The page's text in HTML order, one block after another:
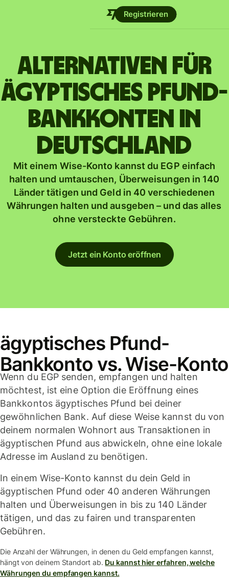
Registrieren
Alternativen für
ägyptisches Pfund-
Bankkonten in
Deutschland
Mit einem Wise-Konto kannst du EGP einfach
halten und umtauschen, Überweisungen in 140
Länder tätigen und Geld in 40 verschiedenen
Währungen halten und ausgeben – und das alles
ohne versteckte Gebühren.
Jetzt ein Konto eröffnen
ägyptisches Pfund-
Bankkonto vs. Wise-Konto
Wenn du EGP senden, empfangen und halten
möchtest, ist eine Option die Eröffnung eines
Bankkontos ägyptisches Pfund bei deiner
gewöhnlichen Bank. Auf diese Weise kannst du von
deinem normalen Wohnort aus Transaktionen in
ägyptischen Pfund aus abwickeln, ohne eine lokale
Adresse im Ausland zu benötigen.
In einem Wise-Konto kannst du dein Geld in
ägyptischen Pfund oder 40 anderen Währungen
halten und Überweisungen in bis zu 140 Länder
tätigen, und das zu fairen und transparenten
Gebühren.
Die Anzahl der Währungen, in denen du Geld empfangen kannst,
hängt von deinem Standort ab. Du kannst hier erfahren, welche
Währungen du empfangen kannst.